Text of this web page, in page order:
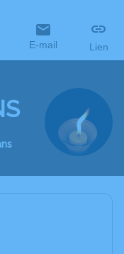
E-mail Lien